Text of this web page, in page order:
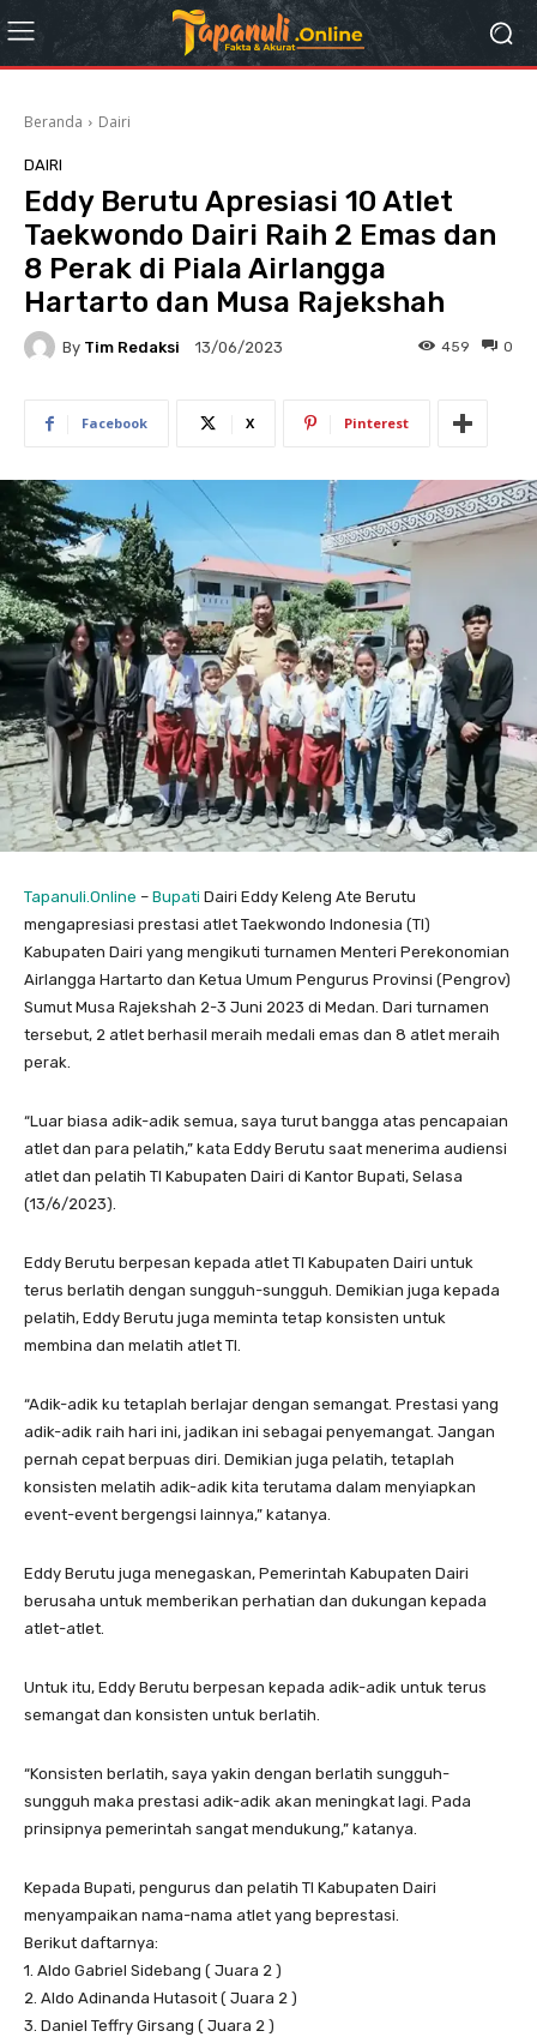
Beranda Dairi
DAIRI
Eddy Berutu Apresiasi 10 Atlet
Taekwondo Dairi Raih 2 Emas dan
8 Perak di Piala Airlangga
Hartarto dan Musa Rajekshah
By Tim Redaksi 13/06/2023 0
459
Facebook X Pinterest
Tapanuli.Online – Bupati Dairi Eddy Keleng Ate Berutu
mengapresiasi prestasi atlet Taekwondo Indonesia (TI)
Kabupaten Dairi yang mengikuti turnamen Menteri Perekonomian
Airlangga Hartarto dan Ketua Umum Pengurus Provinsi (Pengrov)
Sumut Musa Rajekshah 2-3 Juni 2023 di Medan. Dari turnamen
tersebut, 2 atlet berhasil meraih medali emas dan 8 atlet meraih
perak.
“Luar biasa adik-adik semua, saya turut bangga atas pencapaian
atlet dan para pelatih,” kata Eddy Berutu saat menerima audiensi
atlet dan pelatih TI Kabupaten Dairi di Kantor Bupati, Selasa
(13/6/2023).
Eddy Berutu berpesan kepada atlet TI Kabupaten Dairi untuk
terus berlatih dengan sungguh-sungguh. Demikian juga kepada
pelatih, Eddy Berutu juga meminta tetap konsisten untuk
membina dan melatih atlet TI.
“Adik-adik ku tetaplah berlajar dengan semangat. Prestasi yang
adik-adik raih hari ini, jadikan ini sebagai penyemangat. Jangan
pernah cepat berpuas diri. Demikian juga pelatih, tetaplah
konsisten melatih adik-adik kita terutama dalam menyiapkan
event-event bergengsi lainnya,” katanya.
Eddy Berutu juga menegaskan, Pemerintah Kabupaten Dairi
berusaha untuk memberikan perhatian dan dukungan kepada
atlet-atlet.
Untuk itu, Eddy Berutu berpesan kepada adik-adik untuk terus
semangat dan konsisten untuk berlatih.
“Konsisten berlatih, saya yakin dengan berlatih sungguh-
sungguh maka prestasi adik-adik akan meningkat lagi. Pada
prinsipnya pemerintah sangat mendukung,” katanya.
Kepada Bupati, pengurus dan pelatih TI Kabupaten Dairi
menyampaikan nama-nama atlet yang beprestasi.
Berikut daftarnya:
1. Aldo Gabriel Sidebang ( Juara 2 )
2. Aldo Adinanda Hutasoit ( Juara 2 )
3. Daniel Teffry Girsang ( Juara 2 )